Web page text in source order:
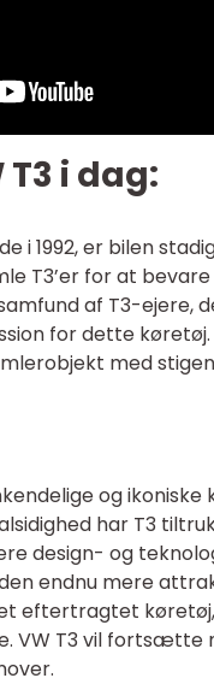
i dag:
i 1992, er bilen
T3’er for at
af T3-ejere,
for dette køretøj.
med
og ikoniske
har T3
design- og
endnu mere
eftertragtet
VW T3 vil fortsætte